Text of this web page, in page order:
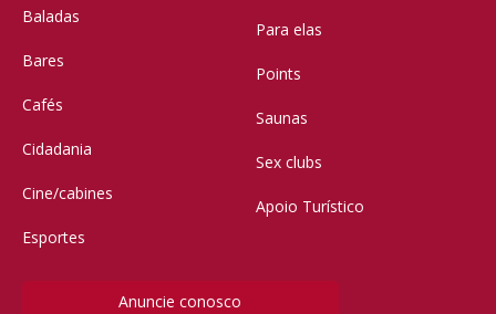
Baladas
Bares
Cafés
Cidadania
Cine/cabines
Esportes
Para elas
Points
Saunas
Sex clubs
Apoio Turístico
Anuncie conosco